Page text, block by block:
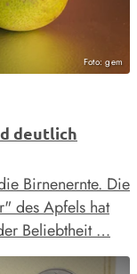
Foto: gem
deutlich
Birnenernte. Die
des Apfels hat
Beliebtheit …